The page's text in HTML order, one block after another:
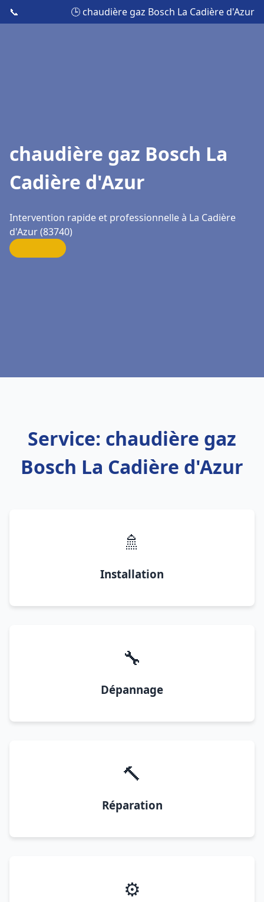
📞 🕒 chaudière gaz Bosch La Cadière d'Azur
chaudière gaz Bosch La
Cadière d'Azur
Intervention rapide et professionnelle à La Cadière
d'Azur (83740)
Service: chaudière gaz
Bosch La Cadière d'Azur
🚿
Installation
🔧
Dépannage
🔨
Réparation
⚙️